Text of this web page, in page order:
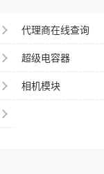
代理商在线查询
超级电容器
相机模块